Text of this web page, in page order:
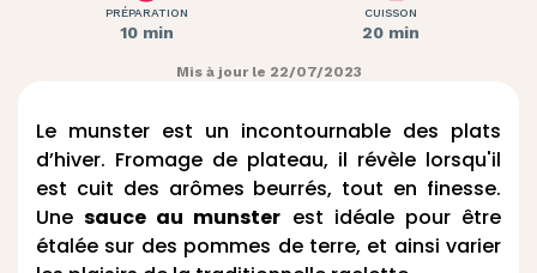
PRÉPARATION
10 min
CUISSON
20 min
Mis à jour le 22/07/2023
Le munster est un incontournable des plats
d’hiver. Fromage de plateau, il révèle lorsqu'il
est cuit des arômes beurrés, tout en finesse.
Unesauce au munster est idéale pour être
étalée sur des pommes de terre, et ainsi varier